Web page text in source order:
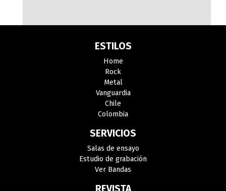
ESTILOS
Home
Rock
Metal
Vanguardia
Chile
Colombia
SERVICIOS
Salas de ensayo
Estudio de grabación
Ver Bandas
REVISTA